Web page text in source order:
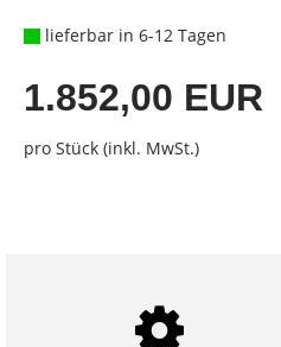
lieferbar in 6-12 Tagen
1.852,00 EUR
pro Stück (inkl. MwSt.)